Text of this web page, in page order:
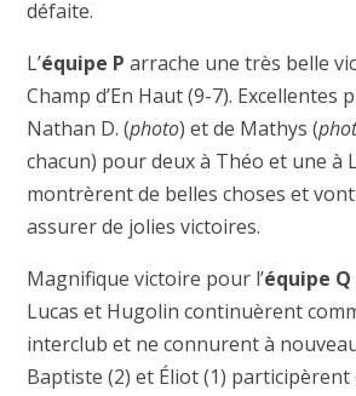
défaite.
L’équipe P arrache une très belle
Champ d’En Haut (9-7). Excellentes
Nathan D. (photo) et de Mathys (
chacun) pour deux à Théo et une à
montrèrent de belles choses et
assurer de jolies victoires.
Magnifique victoire pour l’équipe Q
Lucas et Hugolin continuèrent
interclub et ne connurent à
Baptiste (2) et Éliot (1) participèrent